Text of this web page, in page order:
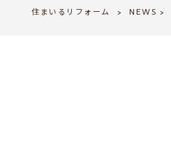
住まいるリフォーム > NEWS >